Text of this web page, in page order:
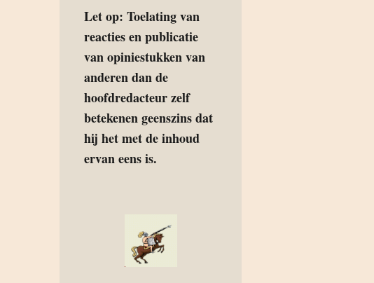
Let op: Toelating van
reacties en publicatie
van opiniestukken van
anderen dan de
hoofdredacteur zelf
betekenen geenszins dat
hij het met de inhoud
ervan eens is.